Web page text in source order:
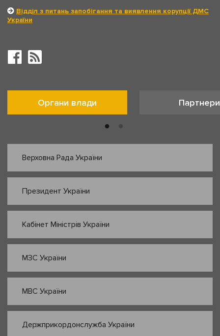
Відділ з питань запобігання та виявлення корупції ДМС
України
Органи влади Партнери
Верховна Рада України
Президент України
Кабінет Міністрів України
МЗС України
МВС України
Держприкордонслужба України